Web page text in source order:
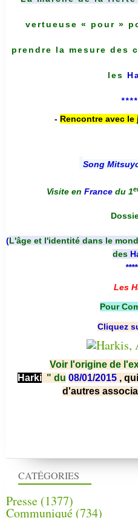
CATÉGORIES
Presse (1377)
Communiqué (734)
vertueuse « pour »
prendre la mesure des
les
- Rencontre avec
Song
Visite en France du 1
(L'âge et l'identité dans le
des
Les
Pour
Cliquez
Voir l'origine de
Harki " du 08/01/2015 ,
d'autres